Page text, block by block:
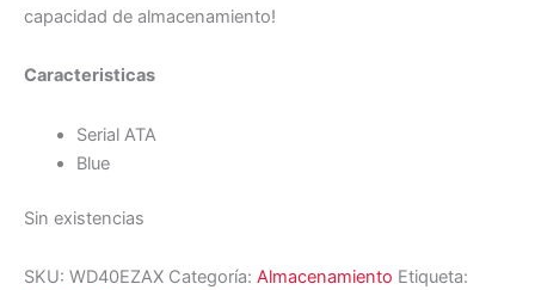
capacidad de almacenamiento!
Caracteristicas
Serial ATA
Blue
Sin existencias
SKU: WD40EZAX Categoría: Almacenamiento Etiqueta: